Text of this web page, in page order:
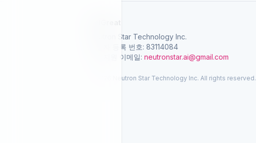
Neutron Star Technology Inc.
사업자 등록 번호: 83114084
고객지원 이메일: neutronstar.ai@gmail.com
© 2026 Neutron Star Technology Inc. All rights reserved.